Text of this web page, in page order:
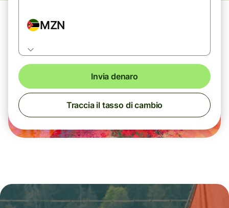
MZN
Invia denaro
Traccia il tasso di cambio